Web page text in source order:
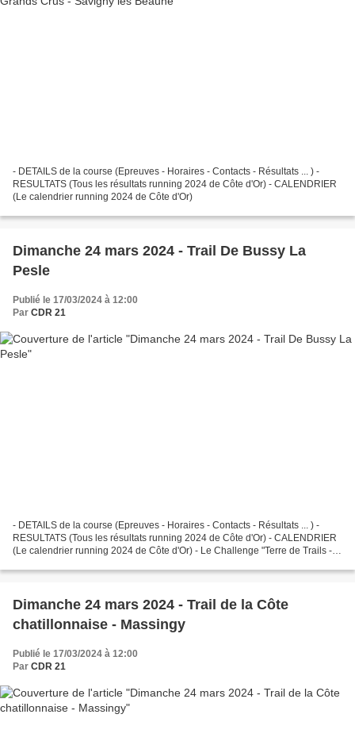
- DETAILS de la course (Epreuves - Horaires - Contacts - Résultats ... ) -
RESULTATS (Tous les résultats running 2024 de Côte d'Or) - CALENDRIER
(Le calendrier running 2024 de Côte d'Or)
Dimanche 24 mars 2024 - Trail De Bussy La
Pesle
Publié le 17/03/2024 à 12:00
Par CDR 21
- DETAILS de la course (Epreuves - Horaires - Contacts - Résultats ... ) -
RESULTATS (Tous les résultats running 2024 de Côte d'Or) - CALENDRIER
(Le calendrier running 2024 de Côte d'Or) - Le Challenge "Terre de Trails -
Dimanche 24 mars 2024 - Trail de la Côte
chatillonnaise - Massingy
Publié le 17/03/2024 à 12:00
Par CDR 21